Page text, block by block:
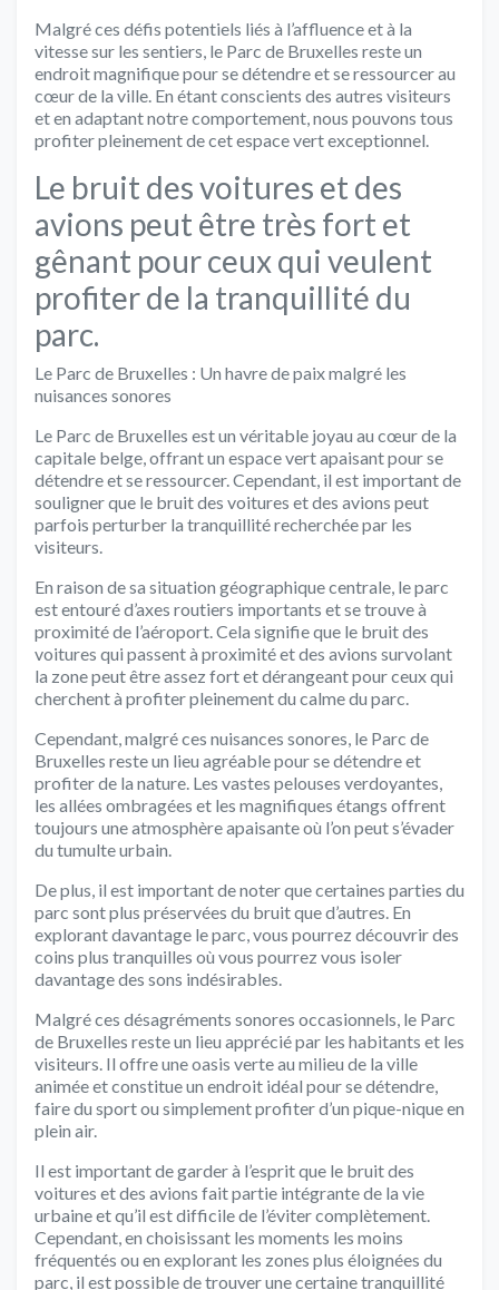
Malgré ces défis potentiels liés à l’affluence et à la
vitesse sur les sentiers, le Parc de Bruxelles reste un
endroit magnifique pour se détendre et se ressourcer au
cœur de la ville. En étant conscients des autres visiteurs
et en adaptant notre comportement, nous pouvons tous
profiter pleinement de cet espace vert exceptionnel.
Le bruit des voitures et des
avions peut être très fort et
gênant pour ceux qui veulent
profiter de la tranquillité du
parc.
Le Parc de Bruxelles : Un havre de paix malgré les
nuisances sonores
Le Parc de Bruxelles est un véritable joyau au cœur de la
capitale belge, offrant un espace vert apaisant pour se
détendre et se ressourcer. Cependant, il est important de
souligner que le bruit des voitures et des avions peut
parfois perturber la tranquillité recherchée par les
visiteurs.
En raison de sa situation géographique centrale, le parc
est entouré d’axes routiers importants et se trouve à
proximité de l’aéroport. Cela signifie que le bruit des
voitures qui passent à proximité et des avions survolant
la zone peut être assez fort et dérangeant pour ceux qui
cherchent à profiter pleinement du calme du parc.
Cependant, malgré ces nuisances sonores, le Parc de
Bruxelles reste un lieu agréable pour se détendre et
profiter de la nature. Les vastes pelouses verdoyantes,
les allées ombragées et les magnifiques étangs offrent
toujours une atmosphère apaisante où l’on peut s’évader
du tumulte urbain.
De plus, il est important de noter que certaines parties du
parc sont plus préservées du bruit que d’autres. En
explorant davantage le parc, vous pourrez découvrir des
coins plus tranquilles où vous pourrez vous isoler
davantage des sons indésirables.
Malgré ces désagréments sonores occasionnels, le Parc
de Bruxelles reste un lieu apprécié par les habitants et les
visiteurs. Il offre une oasis verte au milieu de la ville
animée et constitue un endroit idéal pour se détendre,
faire du sport ou simplement profiter d’un pique-nique en
plein air.
Il est important de garder à l’esprit que le bruit des
voitures et des avions fait partie intégrante de la vie
urbaine et qu’il est difficile de l’éviter complètement.
Cependant, en choisissant les moments les moins
fréquentés ou en explorant les zones plus éloignées du
parc, il est possible de trouver une certaine tranquillité